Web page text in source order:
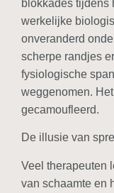
blokkades tijdens
werkelijke
onveranderd
scherpe randjes
fysiologische
weggenomen.
gecamoufleerd.
De illusie van
Veel therapeuten
van schaamte en